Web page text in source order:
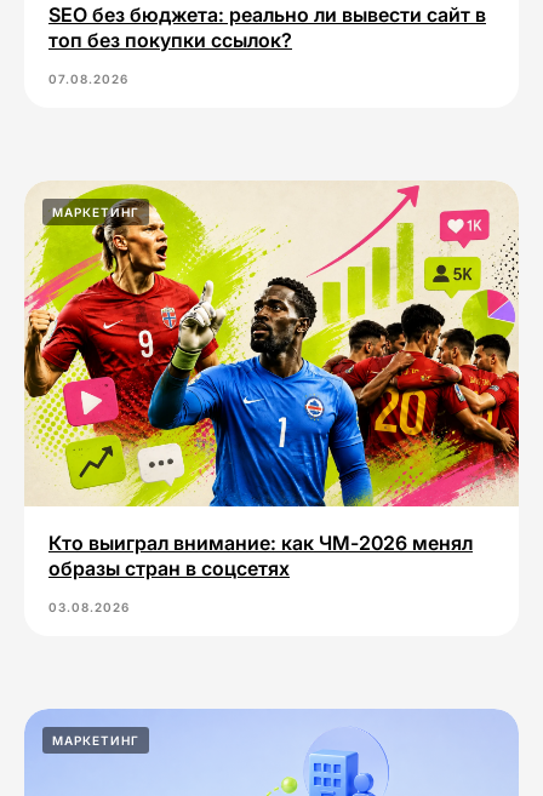
SEO без бюджета: реально ли вывести сайт в
топ без покупки ссылок?
07.08.2026
МАРКЕТИНГ
Кто выиграл внимание: как ЧМ-2026 менял
образы стран в соцсетях
03.08.2026
МАРКЕТИНГ